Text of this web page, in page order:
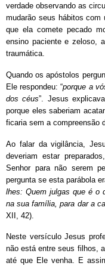
verdade observando as
mudarão seus hábitos com
que ela comete pecado
ensino paciente e zeloso,
traumática.
Quando os apóstolos
Ele respondeu: “porque a
dos céus”. Jesus
porque eles saberiam
ficaria sem a compreensão
Ao falar da vigilância,
deveriam estar
Senhor para não serem
pergunta se esta parábola
lhes: Quem julgas que é o
na sua família, para dar a
XII, 42).
Neste versículo Jesus
não está entre seus filhos,
até que Ele venha. E